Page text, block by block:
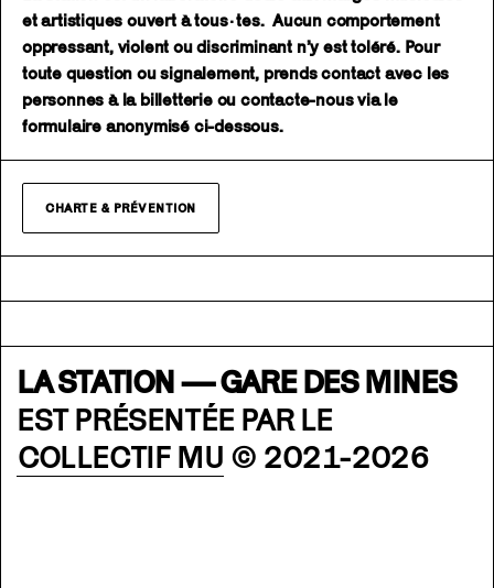
et artistiques ouvert à tous·tes. Aucun comportement
oppressant, violent ou discriminant n’y est toléré. Pour
toute question ou signalement, prends contact avec les
personnes à la billetterie ou contacte-nous via le
formulaire anonymisé ci-dessous.
CHARTE & PRÉVENTION
LA STATION — GARE DES MINES
EST PRÉSENTÉE PAR LE
COLLECTIF MU © 2021-2026